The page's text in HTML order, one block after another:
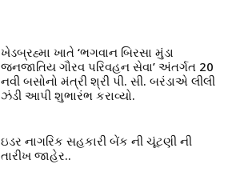
ખેડબ્રહ્મા ખાતે ‘ભગવાન બિરસા મુંડા
જનજાતિય ગૌરવ પરિવહન સેવા’ અંતર્ગત 20
નવી બસોનો મંત્રી શ્રી પી. સી. બરંડાએ લીલી
ઝંડી આપી શુભારંભ કરાવ્યો.
ઇડર નાગરિક સહકારી બેંક ની ચૂંટણી ની
તારીખ જાહેર..